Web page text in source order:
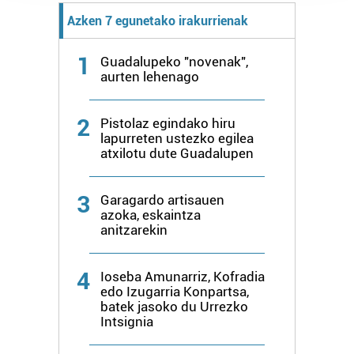
teknologia erabiliz, cookieak adibidez, iragarki eta eduki
neurtzeko, jendeari buruzko informazioa biltzeko eta
produktuak garatzeko. Zure datuak nork eta zertarako
erabiltzen dituen hauta dezakezu.
Bazkide batzuek ez dizute baimenik eskatzen, eta beren
interes komertzial legitimoetan babesten dira. Ikusi gure
bazkideen zerrenda, beren ustez zein helburutarako
duten interes legitimoa eta horren aurka nola egin
dezakezun ikusteko.
Lortu zure datu pertsonalak prozesatzeko moduari
buruzko informazio gehiago eta ezarri zure lehentasunak
datuen atalean. Edozein unetan alda edo ken dezakezu
zure baimena Cookieen adierazpenean.
Webgune honek cookie propioak eta hirugarrenen cookie-
Azken 7 egunetako irakurrienak
1
Guadalupeko "novenak",
aurten lehenago
2
Pistolaz egindako hiru
lapurreten ustezko egilea
atxilotu dute Guadalupen
3
Garagardo artisauen
azoka, eskaintza
anitzarekin
4
Ioseba Amunarriz, Kofradia
edo Izugarria Konpartsa,
batek jasoko du Urrezko
Intsignia